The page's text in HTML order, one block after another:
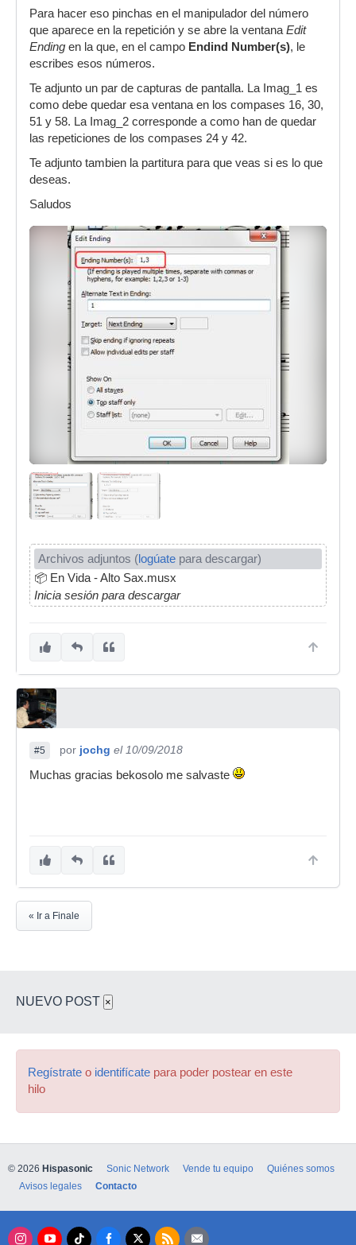
Para hacer eso pinchas en el manipulador del número
que aparece en la repetición y se abre la ventanaEdit
Ending en la que, en el campo Endind Number(s), le
escribes esos números.
Te adjunto un par de capturas de pantalla. La Imag_1 es
como debe quedar esa ventana en los compases 16, 30,
51 y 58. La Imag_2 corresponde a como han de quedar
las repeticiones de los compases 24 y 42.
Te adjunto tambien la partitura para que veas si es lo que
deseas.
Saludos
Archivos adjuntos (logúate para descargar)
📦 En Vida - Alto Sax.musx
Inicia sesión para descargar
#5 por jochg el 10/09/2018
Muchas gracias bekosolo me salvaste
« Ir a Finale
NUEVO POST ×
Regístrate o identifícate para poder postear en este
hilo
© 2026 Hispasonic Sonic Network Vende tu equipo
Quiénes somos
Avisos legales
Contacto